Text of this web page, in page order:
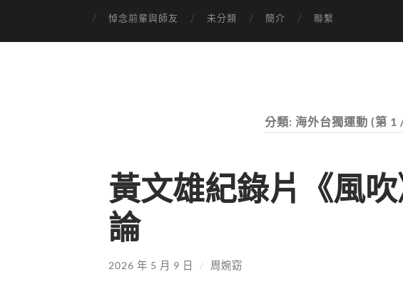
悼念前輩與師友 未分類 簡介 聯繫
分類: 海外台獨運動 (第 1
黃文雄紀錄片《風
論
2026 年 5 月 9 日 / 周婉窈